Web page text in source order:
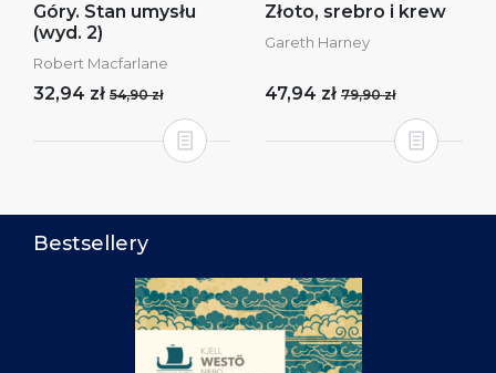
Góry. Stan umysłu
(wyd. 2)
Robert Macfarlane
32,94 zł 54,90 zł
Złoto, srebro i krew
Gareth Harney
47,94 zł 79,90 zł
Bestsellery